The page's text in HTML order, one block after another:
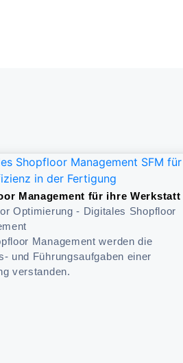
Management für ihre Werkstatt
Optimierung - Digitales Shopfloor
Management werden die
und Führungsaufgaben einer
verstanden.